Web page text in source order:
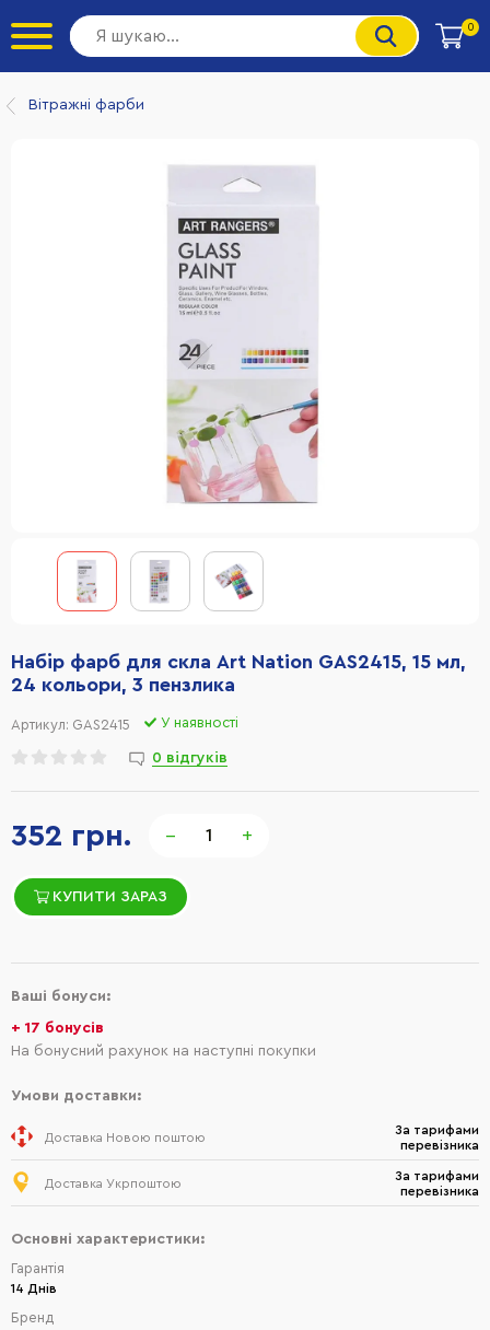
0
Вітражні фарби
352 грн. − +
КУПИТИ ЗАРАЗ
Набір фарб для скла Art Nation GAS2415, 15 мл,
24 кольори, 3 пензлика
Артикул: GAS2415 У наявності
0 відгуків
Ваші бонуси:
+ 17 бонусів
На бонусний рахунок на наступні покупки
Умови доставки:
Доставка Новою поштою
За тарифами
перевізника
Доставка Укрпоштою
За тарифами
перевізника
Основні характеристики:
Гарантія
14 Днів
Бренд